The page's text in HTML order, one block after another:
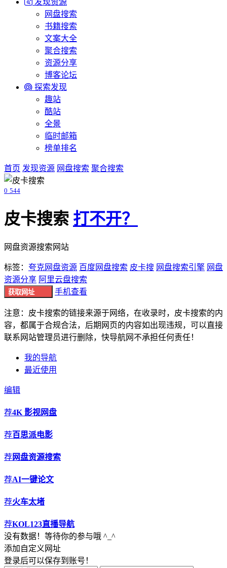
发现资源
网盘搜索
书籍搜索
文案大全
聚合搜索
资源分享
博客论坛
探索发现
趣站
酷站
全景
临时邮箱
榜单排名
首页 发现资源 网盘搜索 聚合搜索
0 544
皮卡搜索 打不开？
网盘资源搜索网站
标签： 夸克网盘资源 百度网盘搜索 皮卡搜 网盘搜索引擎 网盘
资源分享 阿里云盘搜索
获取网址 手机查看
注意：皮卡搜索的链接来源于网络，在收录时，皮卡搜索的内
容，都属于合规合法，后期网页的内容如出现违规，可以直接
联系网站管理员进行删除，快导航网不承担任何责任！
我的导航
最近使用
编辑
荐4K 影视网盘
荐百思派电影
荐网盘资源搜索
荐AI一键论文
荐火车太堵
荐KOL123直播导航
没有数据！等待你的参与哦 ^_^
添加自定义网址
登录后可以保存到账号！